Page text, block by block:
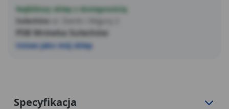
Najbliższy sklep z dostępnością
Sulechów
PSB Mrówka Sulechów
Ustaw jako mój sklep
Specyfikacja